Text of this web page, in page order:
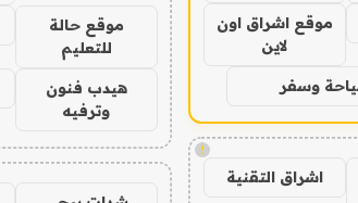
موقع اشراق اون
لاين
وسفر
!
اشراق التقنية
موقع حالة
للتعليم
هيدب فنون
وترفيه